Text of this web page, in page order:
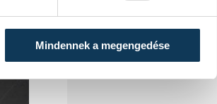
Mindennek a megengedése